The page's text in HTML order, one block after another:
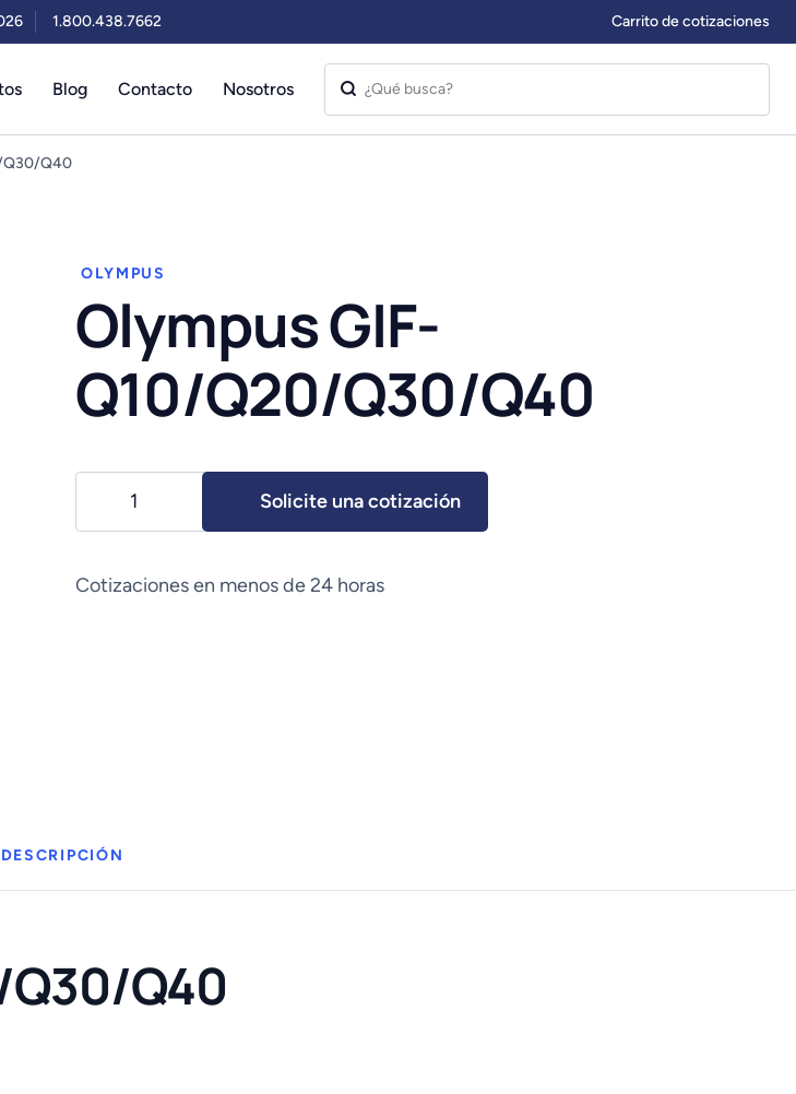
1.800.438.7662 Carrito de cotizaciones
Blog Contacto Nosotros
Q30/Q40
OLYMPUS
Olympus GIF-
Q10/Q20/Q30/Q40
Q10/Q20/Q30/Q40
Solicite una cotización
Cotizaciones en menos de 24 horas
DESCRIPCIÓN
Q40